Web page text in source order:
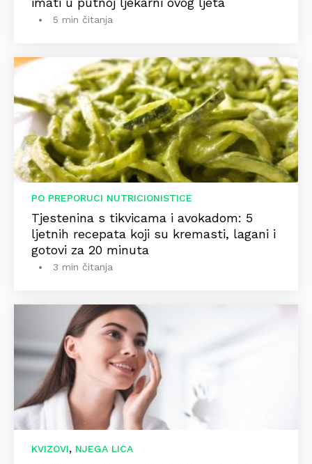
5 min čitanja
PO PREPORUCI NUTRICIONISTICE
Tjestenina s tikvicama i avokadom: 5
ljetnih recepata koji su kremasti, lagani i
gotovi za 20 minuta
3 min čitanja
KVIZOVI, NJEGA LICA